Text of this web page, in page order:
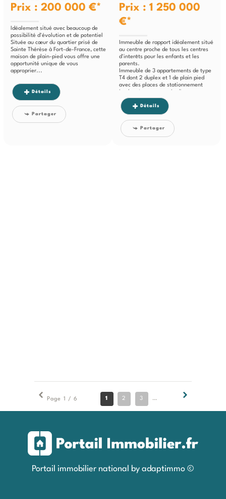
Prix : 200 000 €*
Idéalement situé avec beaucoup de
possibilité d'évolution et de potentiel
Située au cœur du quartier prisé de
Sainte Thérèse à Fort-de-France, cette
maison de plain-pied vous offre une
opportunité unique de vous
approprier...
Détails
Partager
Prix : 1 250 000
€*
Immeuble de rapport idéalement situé
au centre proche de tous les centres
d'interêts pour les enfants et les
parents.
Immeuble de 3 appartements de type
T4 dont 2 duplex et 1 de plain pied
avec des places de stationnement
superficie...
Détails
Partager
Page 1 / 6 1 2 3
Portail immobilier national by adaptimmo ©